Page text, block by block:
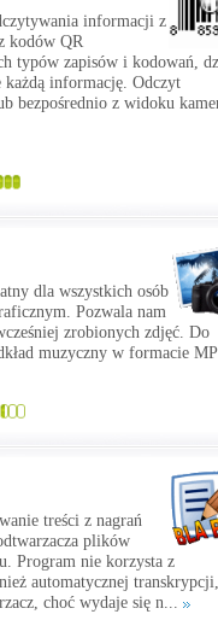
informacji z
kodów QR
typów zapisów i kodowań,
informację. Odczyt
bezpośrednio z widoku
dla wszystkich osób
Pozwala nam
zrobionych zdjęć. Do
muzyczny w formacie
treści z nagrań
plików
Program nie korzysta z
automatycznej transkrypcji,
choć wydaje się n...